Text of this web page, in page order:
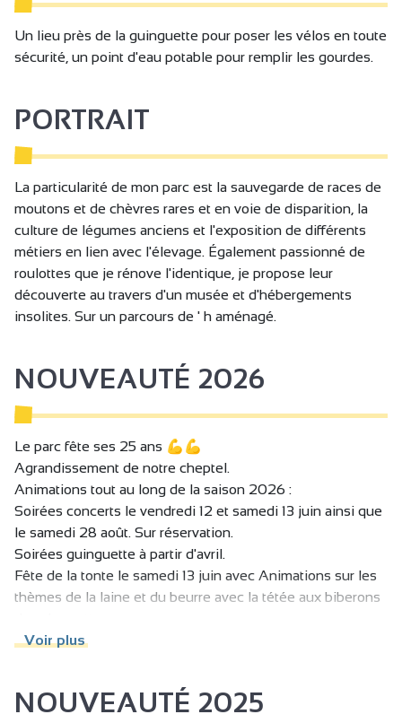
Un lieu près de la guinguette pour poser les vélos en toute
sécurité, un point d'eau potable pour remplir les gourdes.
PORTRAIT
La particularité de mon parc est la sauvegarde de races de
moutons et de chèvres rares et en voie de disparition, la
culture de légumes anciens et l'exposition de différents
métiers en lien avec l'élevage. Également passionné de
roulottes que je rénove l'identique, je propose leur
découverte au travers d'un musée et d'hébergements
insolites. Sur un parcours de ' h aménagé.
NOUVEAUTÉ 2026
Le parc fête ses 25 ans 💪💪
Agrandissement de notre cheptel.
Animations tout au long de la saison 2026 :
Soirées concerts le vendredi 12 et samedi 13 juin ainsi que
le samedi 28 août. Sur réservation.
Soirées guinguette à partir d'avril.
Fête de la tonte le samedi 13 juin avec Animations sur les
thèmes de la laine et du beurre avec la tétée aux biberons
Ré aménagement du parcours de découverte de nos
Voir plus
NOUVEAUTÉ 2025